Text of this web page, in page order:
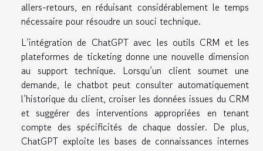
allers-retours, en réduisant considérablement le temps
nécessaire pour résoudre un souci technique.
L’intégration de ChatGPT avec les outils CRM et les
plateformes de ticketing donne une nouvelle dimension
au support technique. Lorsqu’un client soumet une
demande, le chatbot peut consulter automatiquement
l’historique du client, croiser les données issues du CRM
et suggérer des interventions appropriées en tenant
compte des spécificités de chaque dossier. De plus,
ChatGPT exploite les bases de connaissances internes